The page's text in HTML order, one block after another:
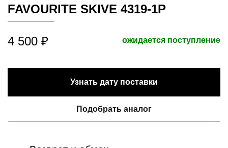
FAVOURITE SKIVE 4319-1P
4 500 ₽ ожидается поступление
Узнать дату поставки
Подобрать аналог